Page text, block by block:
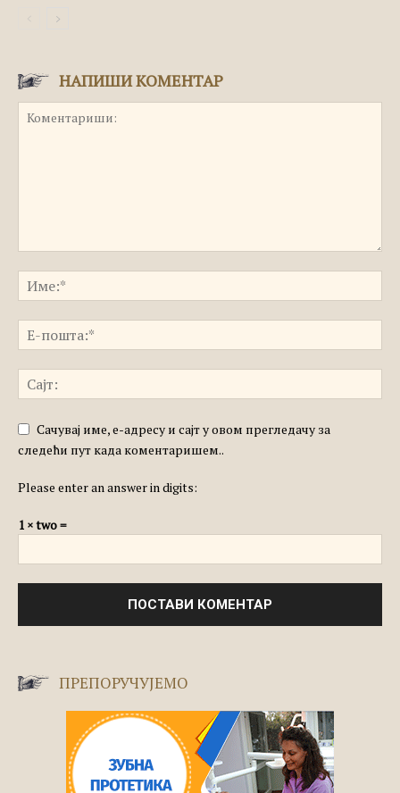
НАПИШИ КОМЕНТАР
Сачувај име, е-адресу и сајт у овом прегледачу за
следећи пут када коментаришем..
Please enter an answer in digits:
1 × two =
ПРЕПОРУЧУЈЕМО